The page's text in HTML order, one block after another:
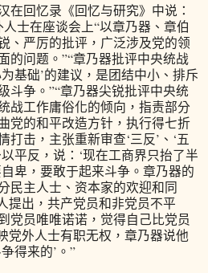
回忆录《回忆与研究》中说：
士在座谈会上“以章乃器、章伯
、严厉的批评，广泛涉及党的领
的问题。”“章乃器批评中央统战
基础’的建议，是团结中小、排斥
斗争。”“章乃器尖锐批评中央统
战工作庸俗化的倾向，指责部分
党的和平改造方针，执行得七折
打击，主张重新审查‘三反’、‘五
平反，说：‘现在工商界只抬了半
卑，要敢于起来斗争。章乃器的
民主人士、资本家的欢迎和同
提出，共产党员和非党员不平
党员唯唯诺诺，觉得自己比党员
党外人士有职无权，章乃器说他
得来的’。”